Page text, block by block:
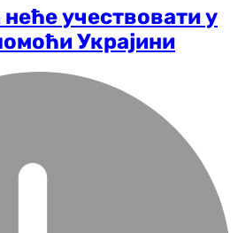
учествовати у
Украјини